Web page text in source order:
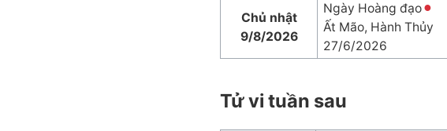
Chủ nhật
9/8/2026
Ngày Hoàng đạo
Ất Mão, Hành Thủy
27/6/2026
Tử vi tuần sau